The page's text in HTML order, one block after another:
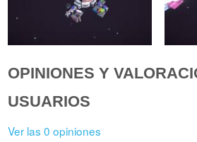
OPINIONES Y
USUARIOS
Ver las 0 opiniones